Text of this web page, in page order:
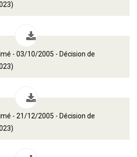
- 03/10/2005 - Décision de
- 21/12/2005 - Décision de